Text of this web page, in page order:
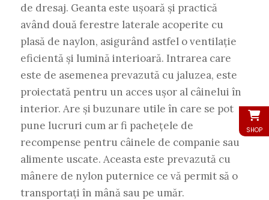
de dresaj. Geanta este ușoară și practică
având două ferestre laterale acoperite cu
plasă de naylon, asigurând astfel o ventilație
eficientă și lumină interioară. Intrarea care
este de asemenea prevazută cu jaluzea, este
proiectată pentru un acces ușor al câinelui în
interior. Are și buzunare utile în care se pot
pune lucruri cum ar fi pachețele de
recompense pentru câinele de companie sau
alimente uscate. Aceasta este prevazută cu
mânere de nylon puternice ce vă permit să o
transportați în mână sau pe umăr.
SHOP